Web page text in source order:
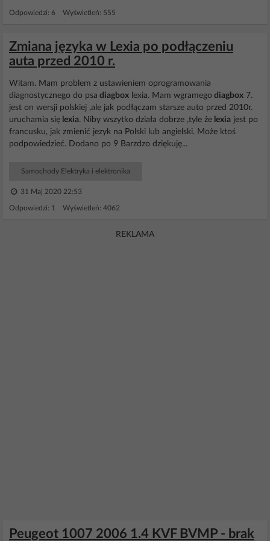
Odpowiedzi: 6 Wyświetleń: 555
Zmiana języka w Lexia po podłączeniu
auta przed 2010 r.
Witam. Mam problem z ustawieniem oprogramowania
diagnostycznego do psa diagbox lexia. Mam wgramego diagbox 7.
jest on wersji polskiej ,ale jak podłączam starsze auto przed 2010r.
uruchamia się lexia. Niby wszytko działa dobrze ,tyle że lexia jest po
francusku, jak zmienić jezyk na Polski lub angielski. Może ktoś
podpowiedzieć. Dodano po 9 Barzdzo dziękuję...
Samochody Elektryka i elektronika
31 Maj 2020 22:53
Odpowiedzi: 1 Wyświetleń: 4062
REKLAMA
Peugeot 1007 2006 1.4 KVF BVMP - brak